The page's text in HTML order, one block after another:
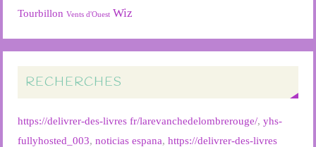
Tourbillon Vents d'Ouest Wiz
RECHERCHES
https://delivrer-des-livres fr/larevanchedelombrerouge/,yhs-
fullyhosted_003,noticias espana,https://delivrer-des-livres